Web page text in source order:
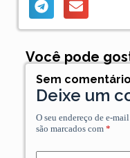
Você pode
Sem comentário
Deixe um
O seu endereço de e-
são marcados com *